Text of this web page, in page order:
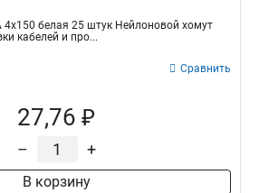
белая 25 штук Нейлоновой хомут
кабелей и про...
Сравнить
27,76 ₽
– +
В корзину